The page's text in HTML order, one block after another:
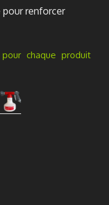
pour renforcer
chaque produit